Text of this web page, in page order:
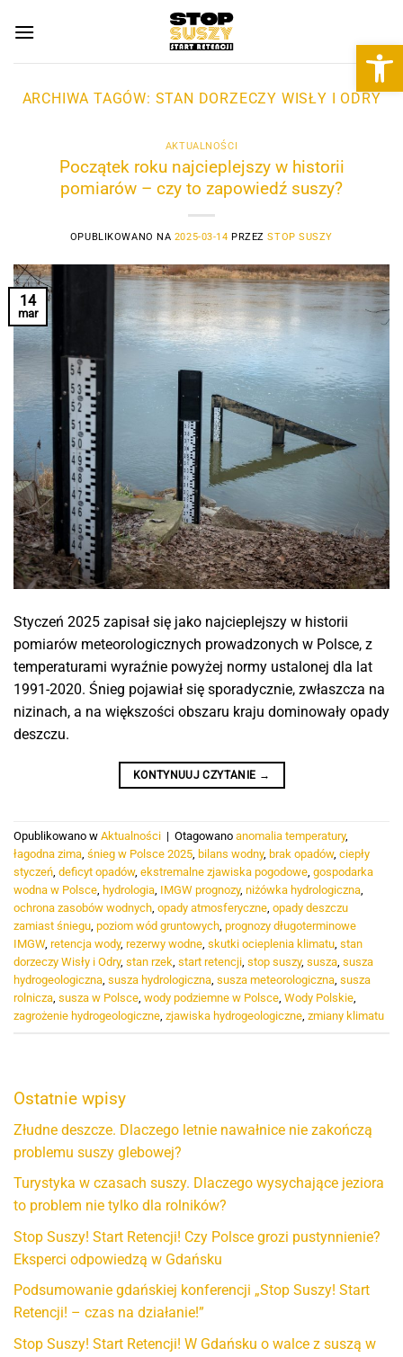
ARCHIWA TAGÓW: STAN DORZECZY WISŁY I ODRY
AKTUALNOŚCI
Początek roku najcieplejszy w historii
pomiarów – czy to zapowiedź suszy?
OPUBLIKOWANO NA 2025-03-14 PRZEZSTOP SUSZY
14
mar
Styczeń 2025 zapisał się jako najcieplejszy w historii
pomiarów meteorologicznych prowadzonych w Polsce, z
temperaturami wyraźnie powyżej normy ustalonej dla lat
1991-2020. Śnieg pojawiał się sporadycznie, zwłaszcza na
nizinach, a na większości obszaru kraju dominowały opady
deszczu.
KONTYNUUJ CZYTANIE →
Opublikowano w Aktualności | Otagowano anomalia temperatury,
łagodna zima, śnieg w Polsce 2025, bilans wodny, brak opadów, ciepły
styczeń, deficyt opadów, ekstremalne zjawiska pogodowe, gospodarka
wodna w Polsce, hydrologia, IMGW prognozy, niżówka hydrologiczna,
ochrona zasobów wodnych, opady atmosferyczne, opady deszczu
zamiast śniegu, poziom wód gruntowych, prognozy długoterminowe
IMGW, retencja wody, rezerwy wodne, skutki ocieplenia klimatu, stan
dorzeczy Wisły i Odry, stan rzek, start retencji, stop suszy, susza, susza
hydrogeologiczna, susza hydrologiczna, susza meteorologiczna, susza
rolnicza, susza w Polsce, wody podziemne w Polsce, Wody Polskie,
zagrożenie hydrogeologiczne, zjawiska hydrogeologiczne, zmiany klimatu
Ostatnie wpisy
Złudne deszcze. Dlaczego letnie nawałnice nie zakończą
problemu suszy glebowej?
Turystyka w czasach suszy. Dlaczego wysychające jeziora
to problem nie tylko dla rolników?
Stop Suszy! Start Retencji! Czy Polsce grozi pustynnienie?
Eksperci odpowiedzą w Gdańsku
Podsumowanie gdańskiej konferencji „Stop Suszy! Start
Retencji! – czas na działanie!”
Stop Suszy! Start Retencji! W Gdańsku o walce z suszą w